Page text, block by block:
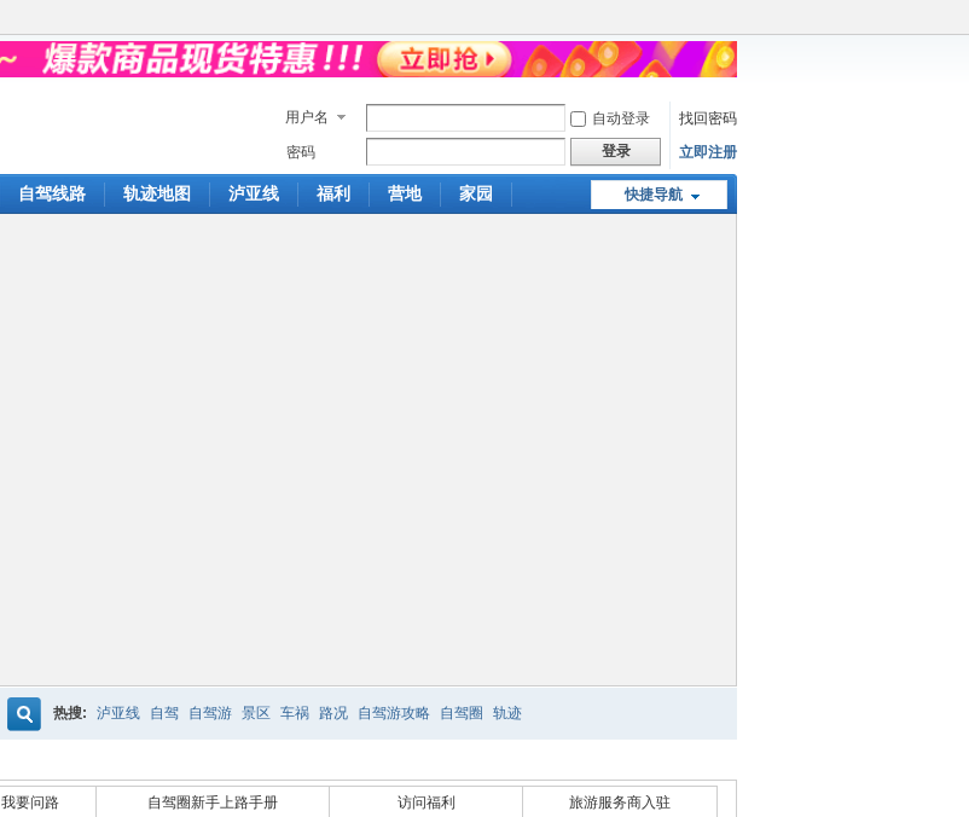
用户名 自动登录
找回密码
密码
登录 立即注册
快捷导航
自驾线路 轨迹地图 泸亚线 福利 营地 家园
热搜: 泸亚线 自驾 自驾游 景区 车祸 路况 自驾游攻略 自驾圈 轨迹
我要问路 自驾圈新手上路手册 访问福利
旅游服务商入驻